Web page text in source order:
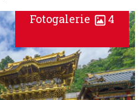
Fotogalerie 4